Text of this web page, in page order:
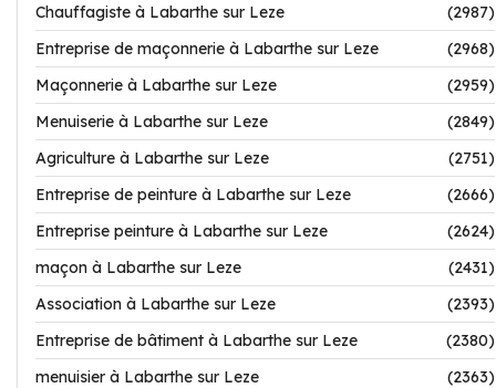
Chauffagiste à Labarthe sur Leze
(2987)
Entreprise de maçonnerie à Labarthe sur Leze
(2968)
Maçonnerie à Labarthe sur Leze
(2959)
Menuiserie à Labarthe sur Leze
(2849)
Agriculture à Labarthe sur Leze
(2751)
Entreprise de peinture à Labarthe sur Leze
(2666)
Entreprise peinture à Labarthe sur Leze
(2624)
maçon à Labarthe sur Leze
(2431)
Association à Labarthe sur Leze
(2393)
Entreprise de bâtiment à Labarthe sur Leze
(2380)
menuisier à Labarthe sur Leze
(2363)